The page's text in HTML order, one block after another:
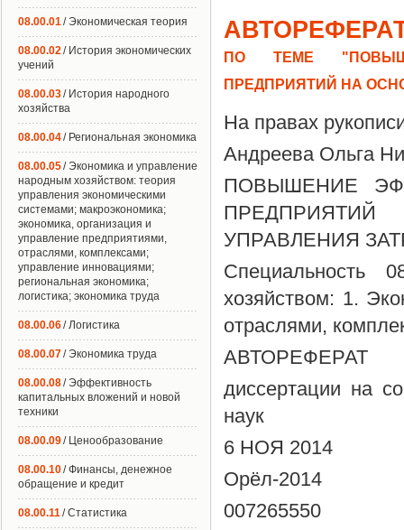
ПО ТЕМЕ
ПРЕДПРИЯТИЙ НА
На правах
Андреева Ольга
ПОВЫШЕНИЕ
УПРАВЛЕНИЯ
Специальность
хозяйством: 1.
отраслями,
АВТОРЕФЕРАТ
диссертации на
наук
6 НОЯ 2014
Орёл-2014
007265550
08.00.01/ Экономическая теория
08.00.02/ История экономических
учений
08.00.03/ История народного
хозяйства
08.00.04/ Региональная экономика
08.00.05/ Экономика и управление
народным хозяйством: теория
управления экономическими
системами; макроэкономика;
экономика, организация и
управление предприятиями,
отраслями, комплексами;
управление инновациями;
региональная экономика;
логистика; экономика труда
08.00.06/ Логистика
08.00.07/ Экономика труда
08.00.08/ Эффективность
капитальных вложений и новой
техники
08.00.09/ Ценообразование
08.00.10/ Финансы, денежное
обращение и кредит
08.00.11/ Статистика